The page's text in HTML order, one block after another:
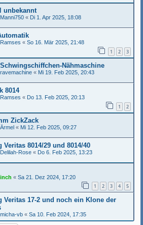
unbekannt
Manni750 « Di 1. Apr 2025, 18:08
Ramses « So 16. Mär 2025, 21:48
1 2 3
Nähmaschine
ravemachine « Mi 19. Feb 2025, 20:43
8014
Ramses « Do 13. Feb 2025, 20:13
1 2
ZickZack
Ärmel « Mi 12. Feb 2025, 09:27
8014/29 und 8014/40
Delilah-Rose « Do 6. Feb 2025, 13:23
inch « Sa 21. Dez 2024, 17:20
1 2 3 4 5
Veritas 17-2 und noch ein Klone der
micha-vb « Sa 10. Feb 2024, 17:35